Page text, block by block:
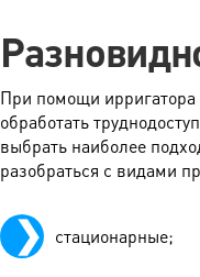
При помощи ирригатора
обработать
выбрать наиболее
разобраться с видами
стационарные;